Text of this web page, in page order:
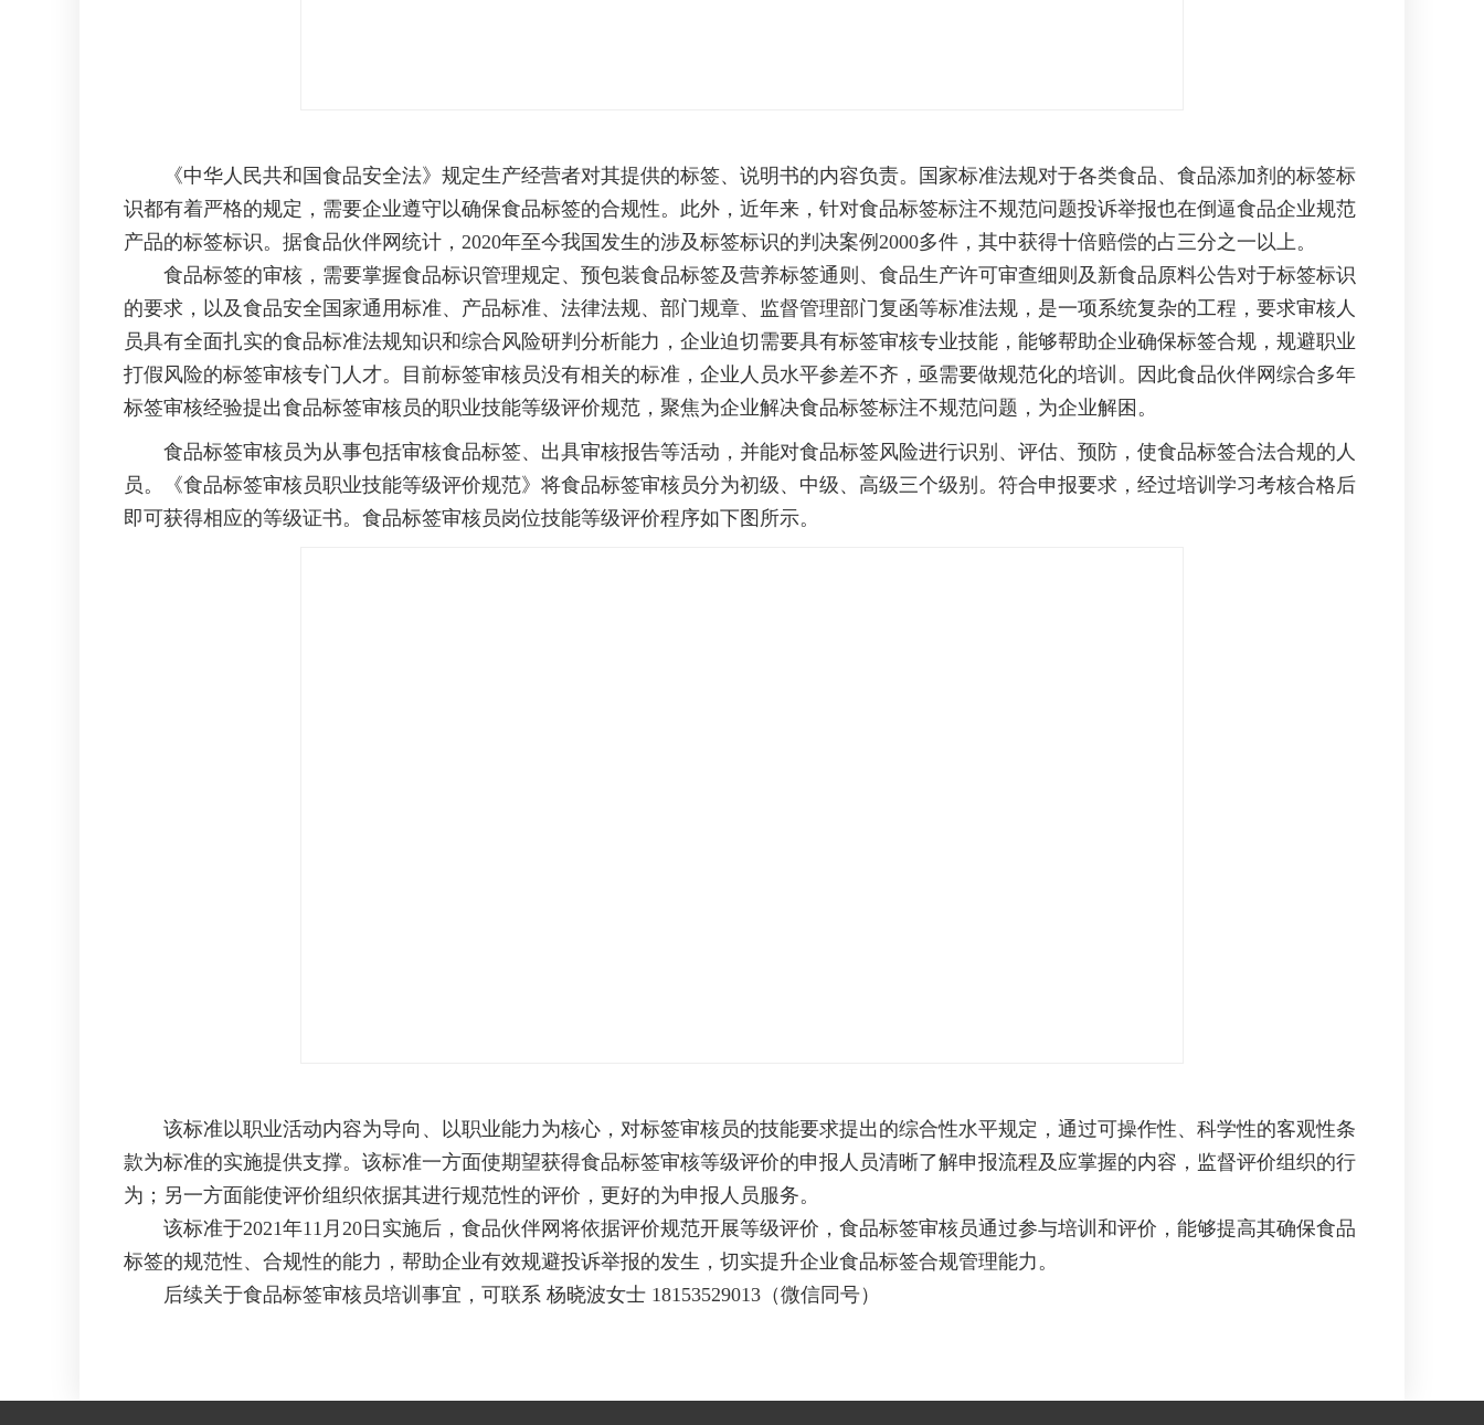
《中华人民共和国食品安全法》规定生产经营者对其提供的标签、说明书的内容负责。国家标准法规对于各类食品、食品添加剂的标签标
识都有着严格的规定，需要企业遵守以确保食品标签的合规性。此外，近年来，针对食品标签标注不规范问题投诉举报也在倒逼食品企业规范
产品的标签标识。据食品伙伴网统计，2020年至今我国发生的涉及标签标识的判决案例2000多件，其中获得十倍赔偿的占三分之一以上。
食品标签的审核，需要掌握食品标识管理规定、预包装食品标签及营养标签通则、食品生产许可审查细则及新食品原料公告对于标签标识
的要求，以及食品安全国家通用标准、产品标准、法律法规、部门规章、监督管理部门复函等标准法规，是一项系统复杂的工程，要求审核人
员具有全面扎实的食品标准法规知识和综合风险研判分析能力，企业迫切需要具有标签审核专业技能，能够帮助企业确保标签合规，规避职业
打假风险的标签审核专门人才。目前标签审核员没有相关的标准，企业人员水平参差不齐，亟需要做规范化的培训。因此食品伙伴网综合多年
标签审核经验提出食品标签审核员的职业技能等级评价规范，聚焦为企业解决食品标签标注不规范问题，为企业解困。
食品标签审核员为从事包括审核食品标签、出具审核报告等活动，并能对食品标签风险进行识别、评估、预防，使食品标签合法合规的人
员。《食品标签审核员职业技能等级评价规范》将食品标签审核员分为初级、中级、高级三个级别。符合申报要求，经过培训学习考核合格后
即可获得相应的等级证书。食品标签审核员岗位技能等级评价程序如下图所示。
该标准以职业活动内容为导向、以职业能力为核心，对标签审核员的技能要求提出的综合性水平规定，通过可操作性、科学性的客观性条
款为标准的实施提供支撑。该标准一方面使期望获得食品标签审核等级评价的申报人员清晰了解申报流程及应掌握的内容，监督评价组织的行
为；另一方面能使评价组织依据其进行规范性的评价，更好的为申报人员服务。
该标准于2021年11月20日实施后，食品伙伴网将依据评价规范开展等级评价，食品标签审核员通过参与培训和评价，能够提高其确保食品
标签的规范性、合规性的能力，帮助企业有效规避投诉举报的发生，切实提升企业食品标签合规管理能力。
后续关于食品标签审核员培训事宜，可联系 杨晓波女士 18153529013（微信同号）